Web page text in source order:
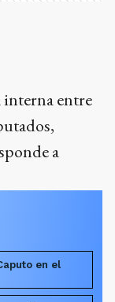
interna entre
a
en el